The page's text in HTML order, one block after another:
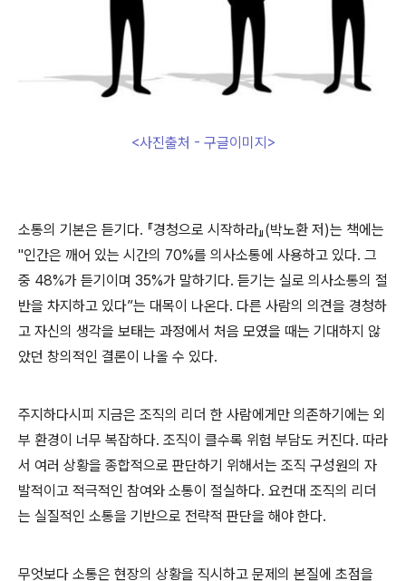
<사진출처 - 구글이미지>
소통의 기본은 듣기다. 『경청으로 시작하라』(박노환 저)는 책에는
"인간은 깨어 있는 시간의 70%를 의사소통에 사용하고 있다. 그
중 48%가 듣기이며 35%가 말하기다. 듣기는 실로 의사소통의 절
반을 차지하고 있다”는 대목이 나온다. 다른 사람의 의견을 경청하
고 자신의 생각을 보태는 과정에서 처음 모였을 때는 기대하지 않
았던 창의적인 결론이 나올 수 있다.
주지하다시피 지금은 조직의 리더 한 사람에게만 의존하기에는 외
부 환경이 너무 복잡하다. 조직이 클수록 위험 부담도 커진다. 따라
서 여러 상황을 종합적으로 판단하기 위해서는 조직 구성원의 자
발적이고 적극적인 참여와 소통이 절실하다. 요컨대 조직의 리더
는 실질적인 소통을 기반으로 전략적 판단을 해야 한다.
무엇보다 소통은 현장의 상황을 직시하고 문제의 본질에 초점을